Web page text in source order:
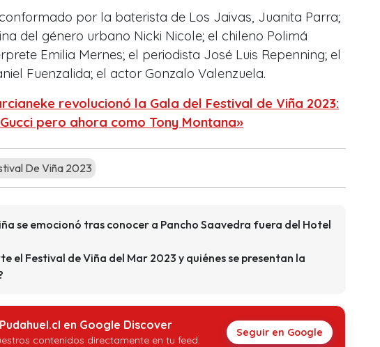
por la baterista de Los Jaivas, Juanita Parra;
del género urbano Nicki Nicole; el chileno Polimá
Emilia Mernes; el periodista José Luis Repenning; el
Fuenzalida; el actor Gonzalo Valenzuela.
revolucionó la Gala del Festival de Viña 2023:
pero ahora como Tony Montana»
De Viña 2023
se emocionó tras conocer a Pancho Saavedra fuera del Hotel
el Festival de Viña del Mar 2023 y quiénes se presentan la
en Google Discover
contenidos directamente en tu feed.
Seguir en Google